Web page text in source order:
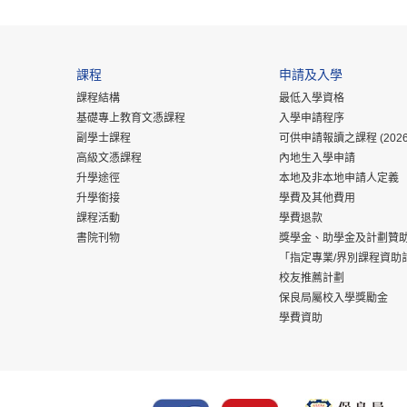
課程
課程結構
基礎專上教育文憑課程
副學士課程
高級文憑課程
升學途徑
升學銜接
課程活動
書院刊物
申請及入學
最低入學資格
入學申請程序
可供申請報讀之課程
內地生入學申請
本地及非本地申請人定義
學費及其他費用
學費退款
獎學金、助學金及計劃贊
「指定專業/界別課程資
校友推薦計劃
保良局屬校入學獎勵金
學費資助